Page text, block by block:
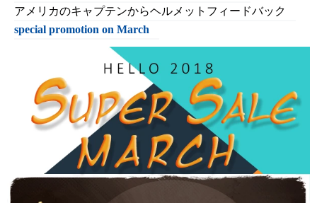
アメリカのキャプテンからヘルメットフィードバック
special promotion on March